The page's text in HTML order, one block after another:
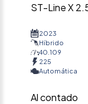
ST-Line X
2023
Híbrido
40.109
225
Automática
Al contado